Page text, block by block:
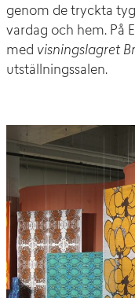
genom de tryckta
vardag och hem. På
med visningslagret
utställningssalen.